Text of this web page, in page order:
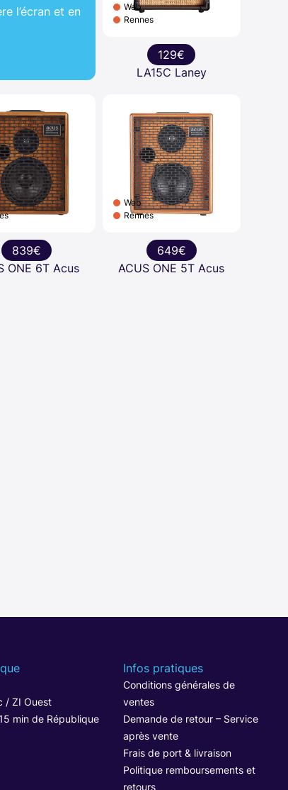
l’écran et en
Web
Rennes
129€
LA15C Laney
839€
ONE 6T Acus
Web
Rennes
649€
ACUS ONE 5T Acus
/ ZI Ouest
min de République
Infos pratiques
Conditions générales de
ventes
Demande de retour – Service
après vente
Frais de port & livraison
Politique remboursements et
retours